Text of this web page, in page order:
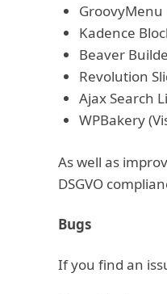
GroovyMenu
Kadence
Beaver
Revolution
Ajax Search
WPBakery
As well as
DSGVO
Bugs
If you find an